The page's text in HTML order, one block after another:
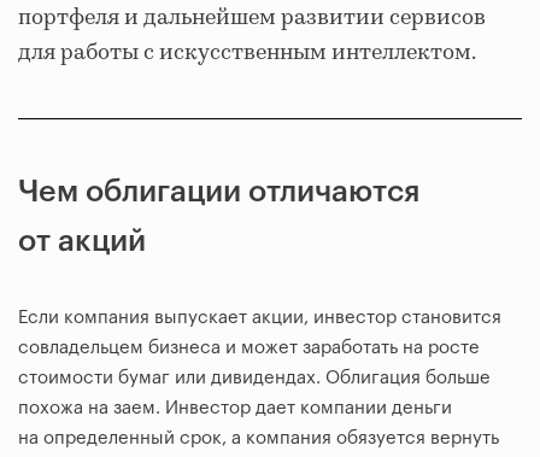
портфеля и дальнейшем развитии сервисов
для работы с искусственным интеллектом.
Чем облигации отличаются
от акций
Если компания выпускает акции, инвестор становится
совладельцем бизнеса и может заработать на росте
стоимости бумаг или дивидендах. Облигация больше
похожа на заем. Инвестор дает компании деньги
на определенный срок, а компания обязуется вернуть